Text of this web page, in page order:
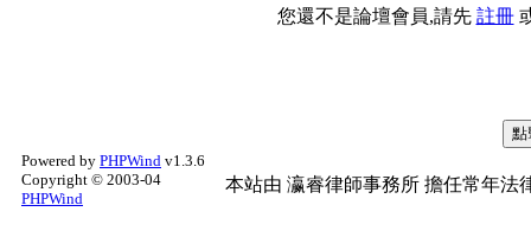
您還不是論壇會員,請先 註冊
Powered by PHPWind v1.3.6
Copyright © 2003-04
PHPWind
本站由 瀛睿律師事務所 擔任常年法